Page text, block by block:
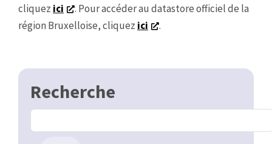
cliquez ici
. Pour accéder au datastore officiel de la
région Bruxelloise, cliquez ici .
Recherche